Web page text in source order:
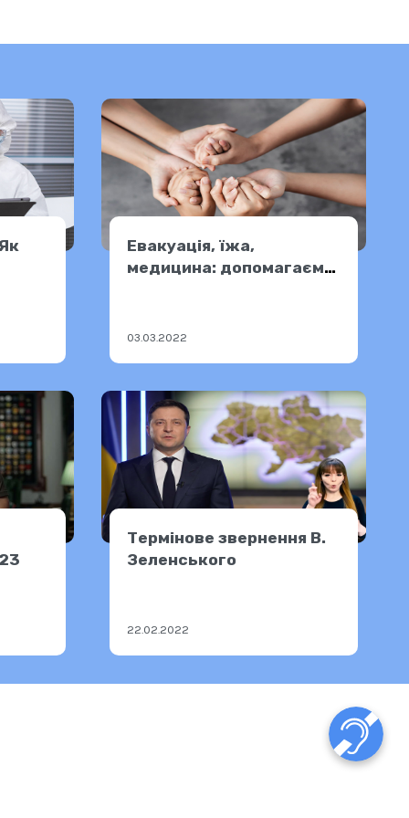
Евакуація, їжа,
медицина: допомагаємо
03.03.2022
Термінове звернення В.
Зеленського
22.02.2022